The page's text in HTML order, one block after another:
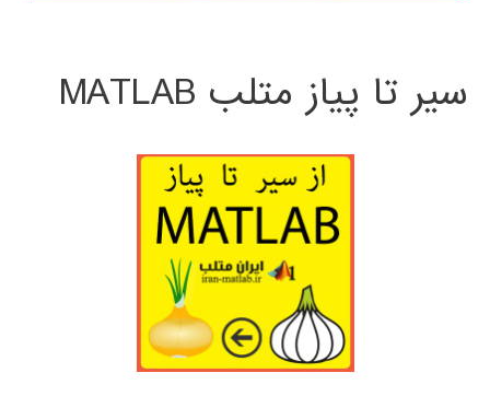
سیر تا پیاز متلب MATLAB